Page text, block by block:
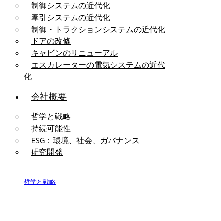
制御システムの近代化
牽引システムの近代化
制御・トラクションシステムの近代化
ドアの改修
キャビンのリニューアル
エスカレーターの電気システムの近代
化
会社概要
哲学と戦略
持続可能性
ESG：環境、社会、ガバナンス
研究開発
哲学と戦略